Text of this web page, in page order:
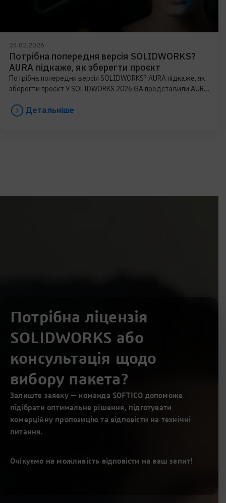
24.02.2026
Потрібна попередня версія SOLIDWORKS?
AURA підкаже, як зберегти проєкт
Потрібна попередня версія SOLIDWORKS? AURA підкаже, як
зберегти проєкт У SOLIDWORKS 2026 GA представили AURA
Детальніше
Потрібна ліцензія
SOLIDWORKS або
консультація щодо
вибору пакета?
Залиште заявку — команда SOFTICO допоможе
підібрати оптимальне рішення, підготувати
комерційну пропозицію та відповісти на технічні
питання.
Очікуємо на можливість відповісти на ваш запит!